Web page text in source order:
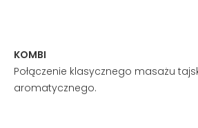
KOMBI
Połączenie klasycznego masażu
aromatycznego.